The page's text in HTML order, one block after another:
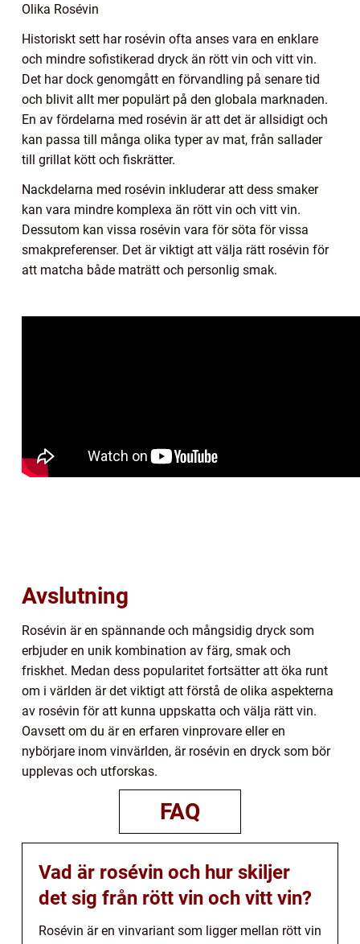
Olika Rosévin
Historiskt sett har rosévin ofta anses vara en enklare
och mindre sofistikerad dryck än rött vin och vitt vin.
Det har dock genomgått en förvandling på senare tid
och blivit allt mer populärt på den globala marknaden.
En av fördelarna med rosévin är att det är allsidigt och
kan passa till många olika typer av mat, från sallader
till grillat kött och fiskrätter.
Nackdelarna med rosévin inkluderar att dess smaker
kan vara mindre komplexa än rött vin och vitt vin.
Dessutom kan vissa rosévin vara för söta för vissa
smakpreferenser. Det är viktigt att välja rätt rosévin för
att matcha både maträtt och personlig smak.
Avslutning
Rosévin är en spännande och mångsidig dryck som
erbjuder en unik kombination av färg, smak och
friskhet. Medan dess popularitet fortsätter att öka runt
om i världen är det viktigt att förstå de olika aspekterna
av rosévin för att kunna uppskatta och välja rätt vin.
Oavsett om du är en erfaren vinprovare eller en
nybörjare inom vinvärlden, är rosévin en dryck som bör
upplevas och utforskas.
FAQ
Vad är rosévin och hur skiljer
det sig från rött vin och vitt vin?
Rosévin är en vinvariant som ligger mellan rött vin